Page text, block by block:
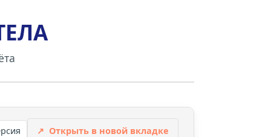
↗ Открыть в новой вкладке